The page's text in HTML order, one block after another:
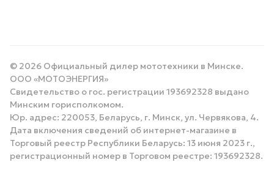
© 2026 Официальный дилер мототехники в Минске.
ООО «МОТОЭНЕРГИЯ»
Свидетельство о гос. регистрации 193692328 выдано
Минским горисполкомом.
Юр. адрес: 220053, Беларусь, г. Минск, ул. Червякова, 4.
Дата включения сведений об интернет-магазине в
Торговый реестр Республики Беларусь: 13 июня 2023 г.,
регистрационный номер в Торговом реестре: 193692328.